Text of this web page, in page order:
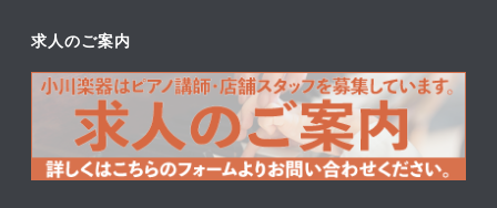
求人のご案内